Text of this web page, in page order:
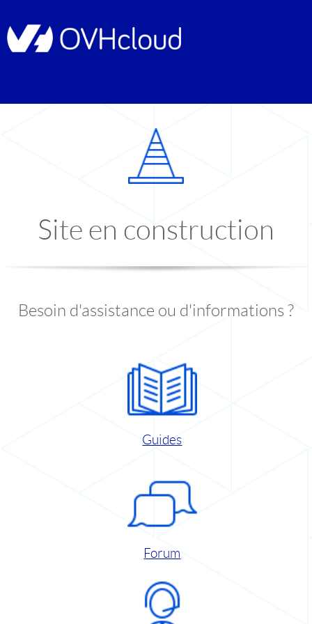
Site en construction
Besoin d'assistance ou d'informations ?
Guides
Forum